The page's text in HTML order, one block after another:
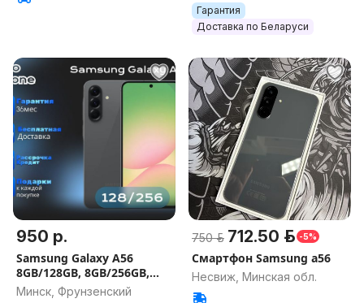
Гарантия
Доставка по Беларуси
950 р.
Samsung Galaxy A56
8GB/128GB, 8GB/256GB,
12GB/256GB NEW,
Минск, Фрунзенский
750 р. 712.50 р. -5%
Смартфон Samsung a56
Несвиж, Минская обл.